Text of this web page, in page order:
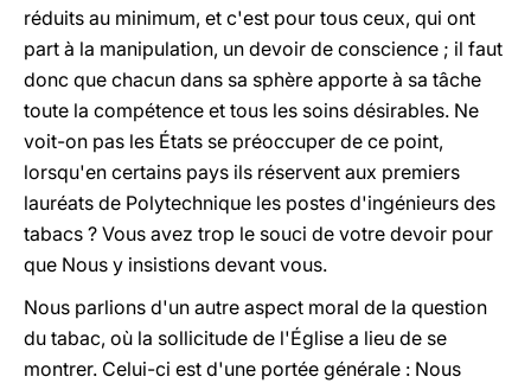
réduits au minimum, et c'est pour tous ceux, qui ont
part à la manipulation, un devoir de conscience ; il faut
donc que chacun dans sa sphère apporte à sa tâche
toute la compétence et tous les soins désirables. Ne
voit-on pas les États se préoccuper de ce point,
lorsqu'en certains pays ils réservent aux premiers
lauréats de Polytechnique les postes d'ingénieurs des
tabacs ? Vous avez trop le souci de votre devoir pour
que Nous y insistions devant vous.
Nous parlions d'un autre aspect moral de la question
du tabac, où la sollicitude de l'Église a lieu de se
montrer. Celui-ci est d'une portée générale : Nous